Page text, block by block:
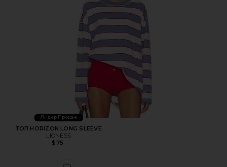
Лидер Продаж
ТОП HORIZON LONG SLEEVE
LIONESS
$75